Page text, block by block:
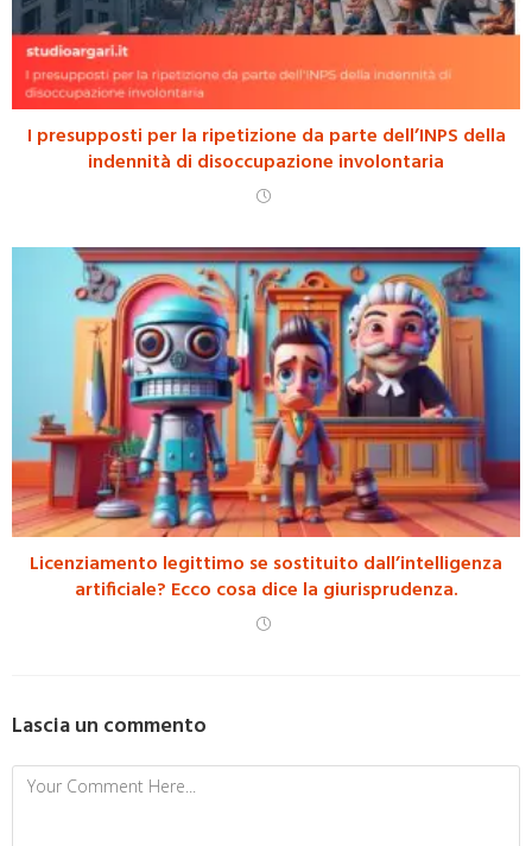
I presupposti per la ripetizione da parte dell’INPS della
indennità di disoccupazione involontaria
Licenziamento legittimo se sostituito dall’intelligenza
artificiale? Ecco cosa dice la giurisprudenza.
Lascia un commento